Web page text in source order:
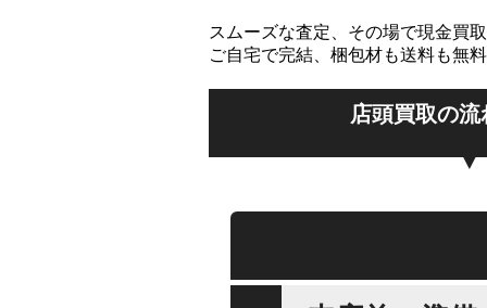
スムーズな査定、その場で現金買
ご自宅で完結、梱包材も送料も無
店頭買取の